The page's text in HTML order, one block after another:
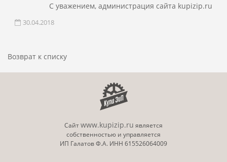
С уважением, администрация сайта kupizip.ru
30.04.2018
Возврат к списку
Сайтwww.kupizip.ru является
собственностью и управляется
ИП Галатов Ф.А. ИНН 615526064009